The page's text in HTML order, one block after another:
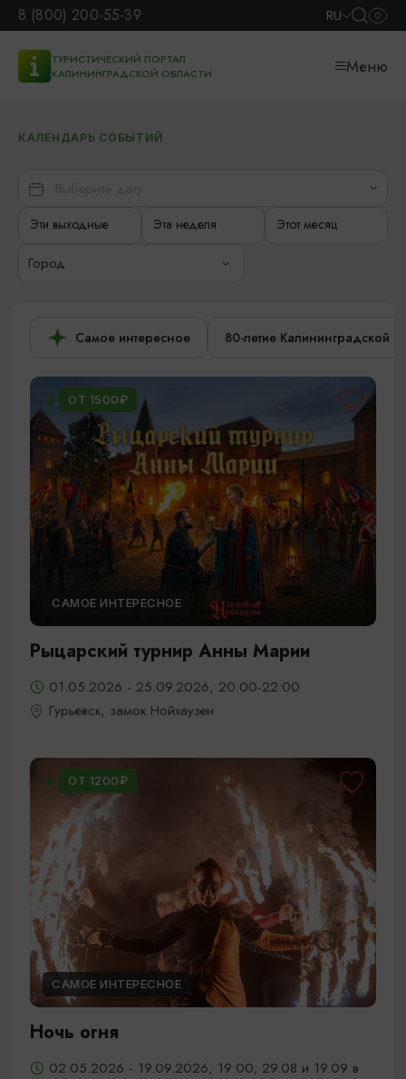
8 (800) 200-55-39 RU
ТУРИСТИЧЕСКИЙ ПОРТАЛ
КАЛИНИНГРАДСКОЙ ОБЛАСТИ
Меню
КАЛЕНДАРЬ СОБЫТИЙ
Эти выходные Эта неделя Этот месяц
Город
Самое интересное 80-летие Калининградской
ОТ 1500₽
САМОЕ ИНТЕРЕСНОЕ
Рыцарский турнир Анны Марии
01.05.2026 - 25.09.2026, 20:00-22:00
Гурьевск, замок Нойхаузен
ОТ 1200₽
САМОЕ ИНТЕРЕСНОЕ
Ночь огня
02.05.2026 - 19.09.2026, 19:00; 29.08 и 19.09 в